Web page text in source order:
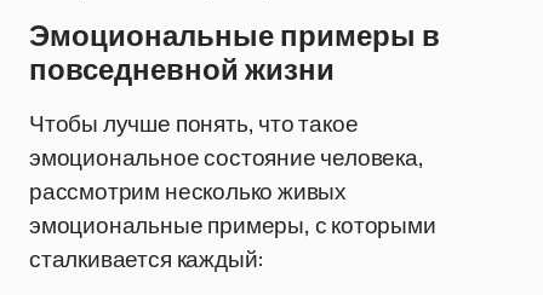
Эмоциональные примеры в
повседневной жизни
Чтобы лучше понять, что такое
эмоциональное состояние человека,
рассмотрим несколько живых
эмоциональные примеры, с которыми
сталкивается каждый: